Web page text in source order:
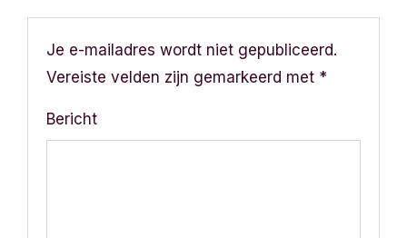
c
Je e-mailadres wordt niet gepubliceerd.
Vereiste velden zijn gemarkeerd met *
Bericht